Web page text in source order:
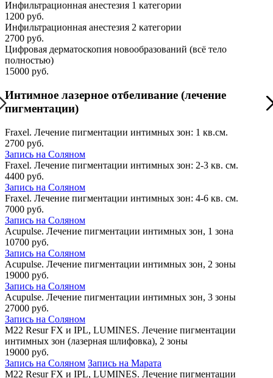
Инфильтрационная анестезия 1 категории
1200 руб.
Инфильтрационная анестезия 2 категории
2700 руб.
Цифровая дерматоскопия новообразований (всё тело
полностью)
15000 руб.
Интимное лазерное отбеливание (лечение
пигментации)
Fraxel. Лечение пигментации интимных зон: 1 кв.см.
2700 руб.
Запись на Соляном
Fraxel. Лечение пигментации интимных зон: 2-3 кв. см.
4400 руб.
Запись на Соляном
Fraxel. Лечение пигментации интимных зон: 4-6 кв. см.
7000 руб.
Запись на Соляном
Acupulse. Лечение пигментации интимных зон, 1 зона
10700 руб.
Запись на Соляном
Acupulse. Лечение пигментации интимных зон, 2 зоны
19000 руб.
Запись на Соляном
Acupulse. Лечение пигментации интимных зон, 3 зоны
27000 руб.
Запись на Соляном
M22 Resur FX и IPL, LUMINES. Лечение пигментации
интимных зон (лазерная шлифовка), 2 зоны
19000 руб.
Запись на Соляном Запись на Марата
M22 Resur FX и IPL, LUMINES. Лечение пигментации